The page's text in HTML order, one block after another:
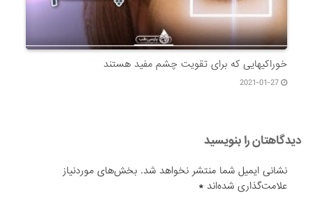
خوراکیهایی که برای تقویت چشم مفید هستند
2021-01-27
دیدگاهتان را بنویسید
نشانی ایمیل شما منتشر نخواهد شد. بخش‌های موردنیاز
علامت‌گذاری شده‌اند*